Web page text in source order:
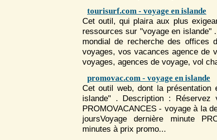
tourisurf.com - voyage en islande
Cet outil, qui plaira aux plus
ressources sur "voyage en islande"
mondial de recherche des offices
voyages, vos vacances agence de
voyages, agences de voyage, vol
promovac.com - voyage en islande
Cet outil web, dont la présentation
islande" . Description :
PROMOVACANCES - voyageà la
joursVoyage dernière minute
minutes à prix promo...